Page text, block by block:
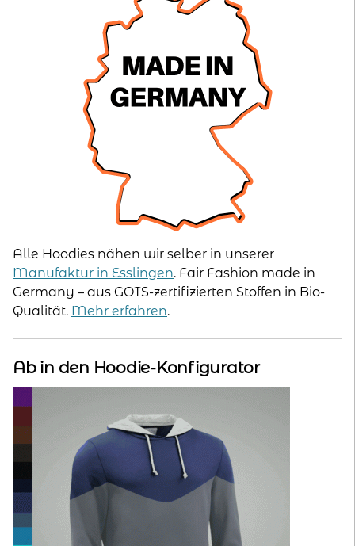
Alle Hoodies nähen wir selber in unserer
Manufaktur in Esslingen. Fair Fashion made in
Germany – aus GOTS-zertifizierten Stoffen in Bio-
Qualität. Mehr erfahren.
Ab in den Hoodie-Konfigurator